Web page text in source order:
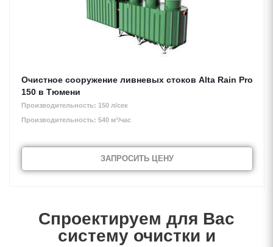
Очистное сооружение ливневых стоков Alta Rain Pro
150 в Тюмени
Производительность: 150 л/сек
Производительность: 540 м³/час
ЗАПРОСИТЬ ЦЕНУ
Спроектируем для Вас
систему очистки и